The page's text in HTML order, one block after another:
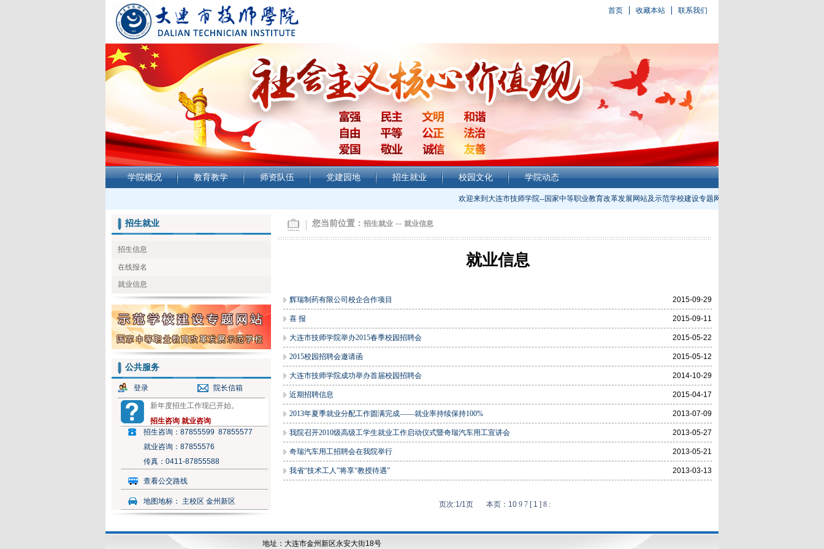
首页 收藏本站 联系我们
学院概况 教育教学 师资队伍 党建园地 招生就业 校园文化 学院动态
欢迎来到大连市技师学院--国家中等职业教育改革发展网站及示范学校建设专题网站
招生就业
招生信息
在线报名
就业信息
公共服务
登录 院长信箱
新年度招生工作现已开始。
招生咨询 就业咨询
招生咨询： 87855599 87855577
就业咨询： 87855576
传真： 0411-87855588
查看公交路线
地图地标： 主校区 金州新区
您当前位置： 招生就业 -- 就业信息
就业信息
辉瑞制药有限公司校企合作项目 2015-09-29
喜 报 2015-09-11
大连市技师学院举办2015春季校园招聘会 2015-05-22
2015校园招聘会邀请函 2015-05-12
大连市技师学院成功举办首届校园招聘会 2014-10-29
近期招聘信息 2015-04-17
2013年夏季就业分配工作圆满完成——就业率持续保持100% 2013-07-09
我院召开2010级高级工学生就业工作启动仪式暨奇瑞汽车用工宣讲会 2013-05-27
奇瑞汽车用工招聘会在我院举行 2013-05-21
我省“技术工人”将享“教授待遇” 2013-03-13
页次:1/1页 本页：10 9 7[ 1 ] 8 :
地址：大连市金州新区永安大街18号